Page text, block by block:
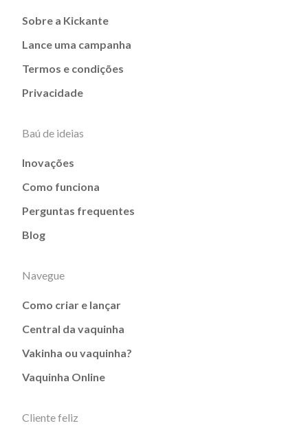
Sobre a Kickante
Lance uma campanha
Termos e condições
Privacidade
Baú de ideias
Inovações
Como funciona
Perguntas frequentes
Blog
Navegue
Como criar e lançar
Central da vaquinha
Vakinha ou vaquinha?
Vaquinha Online
Cliente feliz